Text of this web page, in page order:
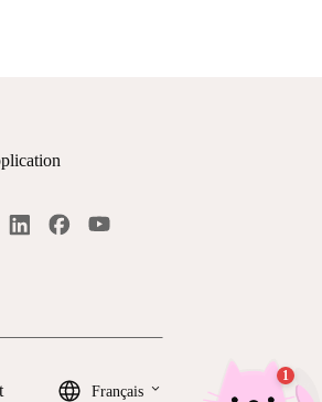
Français keyboard_arrow_down